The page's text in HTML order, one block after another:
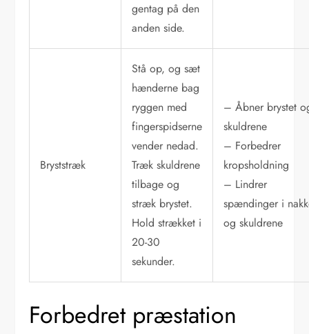
gentag på den
anden side.
Bryststræk
Stå op, og sæt
hænderne bag
ryggen med
fingerspidserne
vender nedad.
Træk skuldrene
tilbage og
stræk brystet.
Hold strækket i
20-30
sekunder.
– Åbner brystet
skuldrene
– Forbedrer
kropsholdning
– Lindrer
spændinger i
og skuldrene
Forbedret præstation